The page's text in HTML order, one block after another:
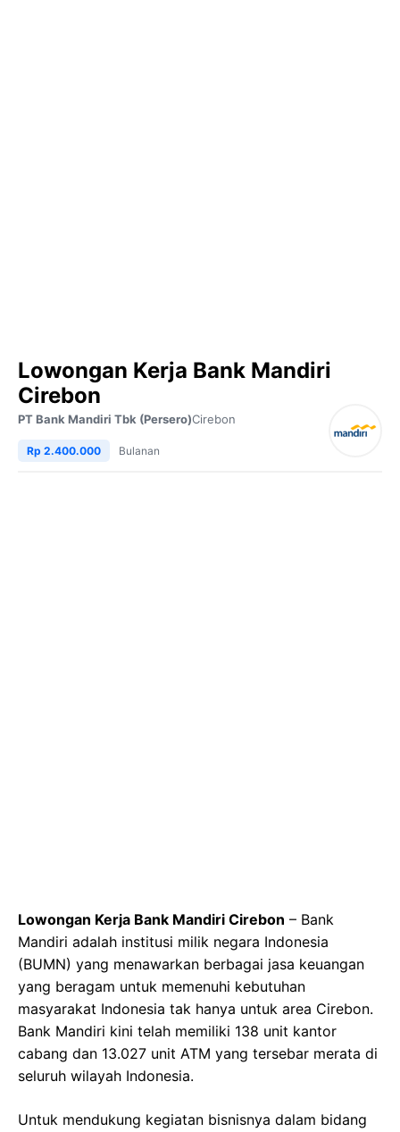
Lowongan Kerja Bank Mandiri
Cirebon
PT Bank Mandiri Tbk (Persero)Cirebon
Rp 2.400.000 Bulanan
Lowongan Kerja Bank Mandiri Cirebon – Bank
Mandiri adalah institusi milik negara Indonesia
(BUMN) yang menawarkan berbagai jasa keuangan
yang beragam untuk memenuhi kebutuhan
masyarakat Indonesia tak hanya untuk area Cirebon.
Bank Mandiri kini telah memiliki 138 unit kantor
cabang dan 13.027 unit ATM yang tersebar merata di
seluruh wilayah Indonesia.
Untuk mendukung kegiatan bisnisnya dalam bidang